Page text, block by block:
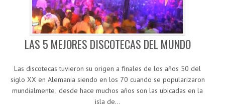
LAS 5 MEJORES DISCOTECAS DEL MUNDO
Las discotecas tuvieron su origen a finales de los años 50 del
siglo XX en Alemania siendo en los 70 cuando se popularizaron
mundialmente; desde hace muchos años son las ubicadas en la
isla de…